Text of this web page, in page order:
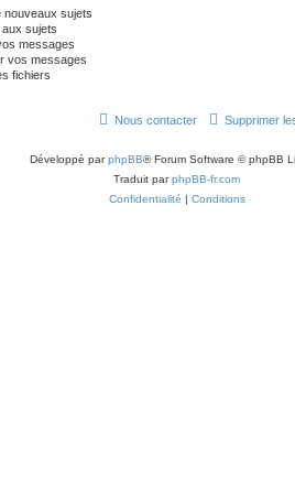
nouveaux sujets
sujets
messages
vos messages
fichiers
Supprimer
Nous contacter
Développé parphpBB® Forum Software © phpBB
Traduit parphpBB-fr.com
Confidentialité | Conditions